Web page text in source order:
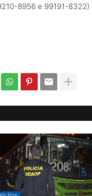
8956 e 99191-